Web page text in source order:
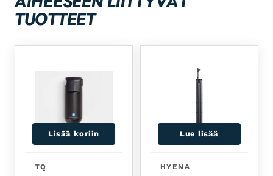
TUOTTEET
Lisää koriin
TQ
Lue lisää
HYENA